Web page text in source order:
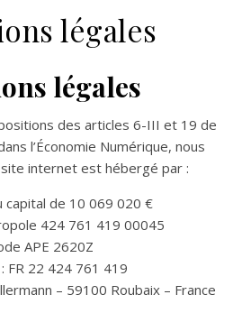
légales
légales
des articles 6-III et 19 de
l’Économie Numérique, nous
internet est hébergé par :
capital de 10 069 020 €
424 761 419 00045
APE 2620Z
: FR 22 424 761 419
– 59100 Roubaix – France